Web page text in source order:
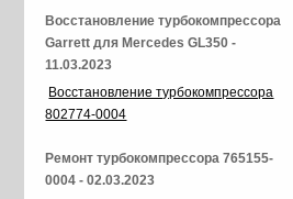
Восстановление турбокомпрессора
Garrett для Mercedes GL350 -
11.03.2023
Восстановление турбокомпрессора
802774-0004
Ремонт турбокомпрессора 765155-
0004 - 02.03.2023